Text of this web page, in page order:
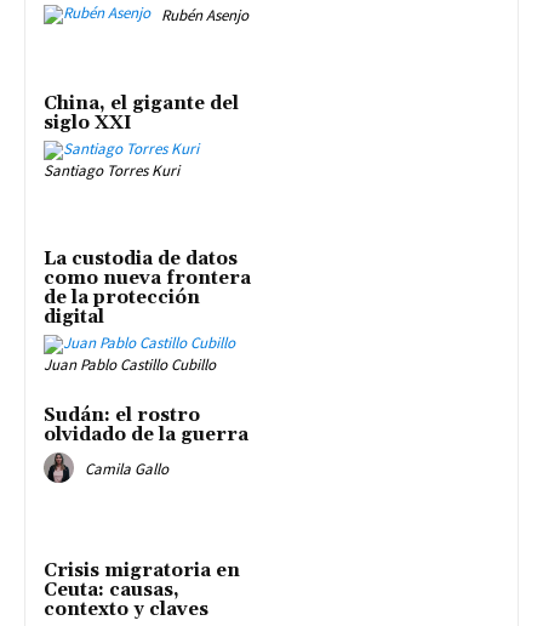
Rubén Asenjo
China, el gigante del
siglo XXI
Santiago Torres Kuri
La custodia de datos
como nueva frontera
de la protección
digital
Juan Pablo Castillo Cubillo
Sudán: el rostro
olvidado de la guerra
Camila Gallo
Crisis migratoria en
Ceuta: causas,
contexto y claves